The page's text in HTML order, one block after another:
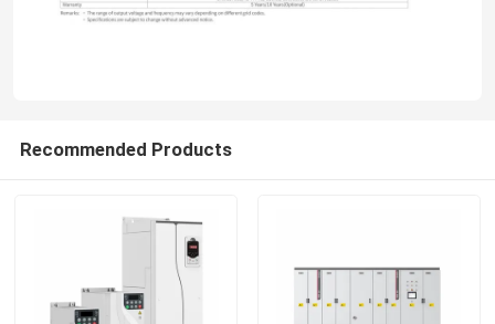
আমাদের সম্পর্কে
Recommended Products